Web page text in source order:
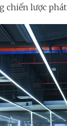
chiến lược